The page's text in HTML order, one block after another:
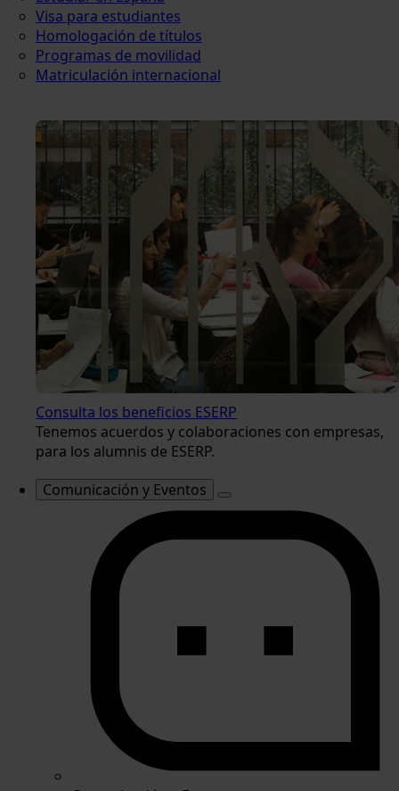
Visa para estudiantes
Homologación de títulos
Programas de movilidad
Matriculación internacional
Consulta los beneficios ESERP
Tenemos acuerdos y colaboraciones con empresas,
para los alumnis de ESERP.
Comunicación y Eventos